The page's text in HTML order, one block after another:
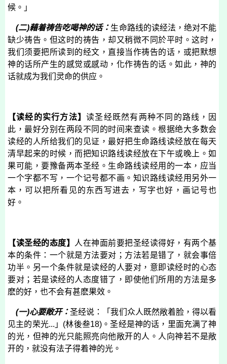
候。」
(二)藉着祷告吃喝神的话： 生命路线的读经法，绝对不能
缺少祷告。但这时的祷告，却又稍微不同於平时。这时，
我们须要把所读到的经文，直接当作祷告的话，或把默想
神的话所产生的感觉或感动，化作祷告的话。如此，神的
话就成为我们灵命的供应。
【读经的实行方法】读圣经既然有两种不同的路线，因
此，最好分别在两段不同的时间来查读。根据绝大多数会
读经的人所给我们的见证，最好把生命路线读经放在每天
清早起来的时候，而把知识路线读经放在下午或晚上。如
果可能，要豫备两本圣经。生命路线读经用的一本，应当
一个字都不写，一个记号都不画。知识路线读经用另外一
本，可以把所看见的东西写进去，写字也好，画记号也
好。
【读圣经的态度】
人在神面前要把圣经读得好，有两个基
本的条件：一个就是方法要对；方法若是错了，就会事倍
功半。另一个条件就是读经的人要对，意即读经时的心态
要对；若是读经的人态度错了，即使他们所用的方法是多
麽的好，也不会有甚麽果效。
(一)心要敞开：圣经说：「我们众人既然敞着脸，得以看
见主的荣光... 」 (林後叁18)。圣经是神的话，里面充满了神
的光，但神的光只能照亮向他敞开的人。人向神若不是敞
开的，就没有法子得着神的光。